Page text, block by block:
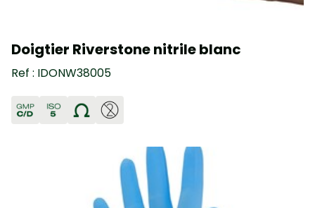
Doigtier Riverstone nitrile blanc
Ref : IDONW38005